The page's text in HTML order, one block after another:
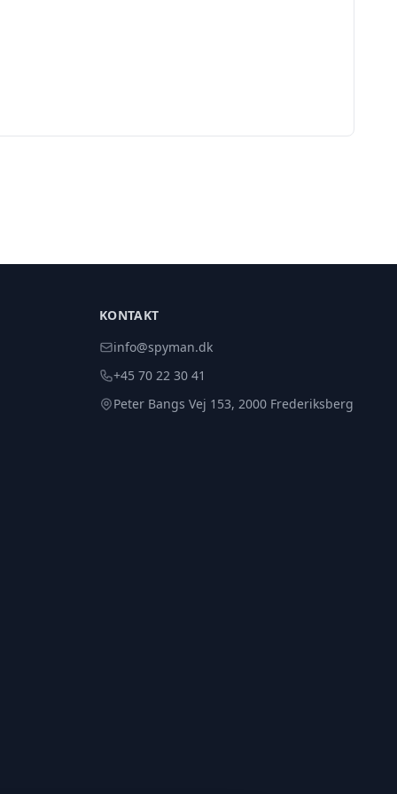
KONTAKT
info@spyman.dk
+45 70 22 30 41
Peter Bangs Vej 153, 2000 Frederiksberg